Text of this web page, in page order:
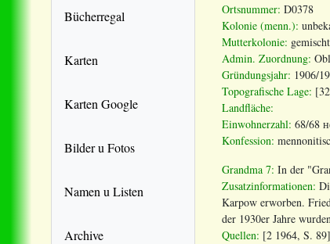
Bücherregal
Karten
Karten Google
Bilder u Fotos
Namen u Listen
Archive
Ortsnummer: D0378
Kolonie (menn.):
Mutterkolonie: gemischt
Admin. Zuordnung:
Gründungsjahr: 1906/
Topografische Lage:
Landfläche:
Einwohnerzahl: 68/68
Konfession:
Grandma 7: In der
Zusatzinformationen:
Karpow erworben.
der 1930er Jahre
Quellen: [2 1964, S.